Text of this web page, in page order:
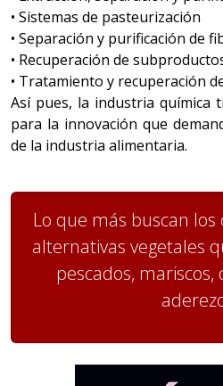
• Sistemas de pasteurización
• Separación y purificación de
• Recuperación de
• Tratamiento y recuperación
Así pues, la industria química
para la innovación que
de la industria alimentaria.
Lo que más buscan
alternativas vegetales
pescados, mariscos,